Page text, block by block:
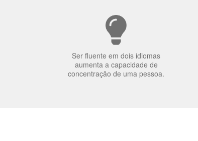
Ser fluente em dois idiomas
aumenta a capacidade de
concentração de uma pessoa.